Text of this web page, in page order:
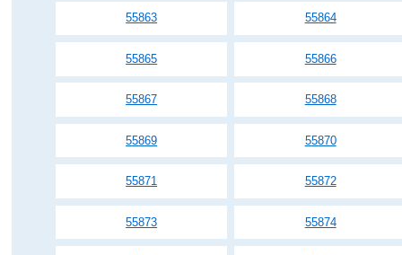
55863 55864
55865 55866
55867 55868
55869 55870
55871 55872
55873 55874